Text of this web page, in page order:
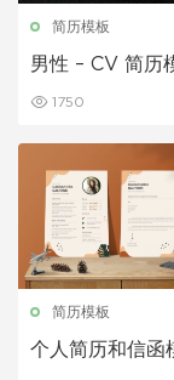
简历模板
男性 – CV 简历
1750
简历模板
个人简历和信函